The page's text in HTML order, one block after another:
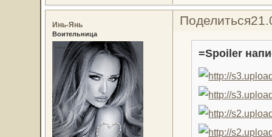
Поделиться
Инь-Янь
Воительница
=Spoiler